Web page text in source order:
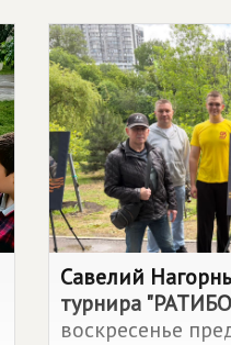
Савелий
турнира
воскресенье